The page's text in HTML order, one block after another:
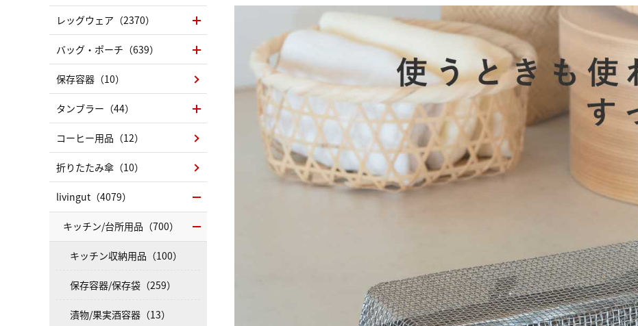
レッグウェア（2370）
バッグ・ポーチ（639）
保存容器（10）
タンブラー（44）
コーヒー用品（12）
折りたたみ傘（10）
livingut（4079）
キッチン/台所用品（700）
キッチン収納用品（100）
保存容器/保存袋（259）
漬物/果実酒容器（13）